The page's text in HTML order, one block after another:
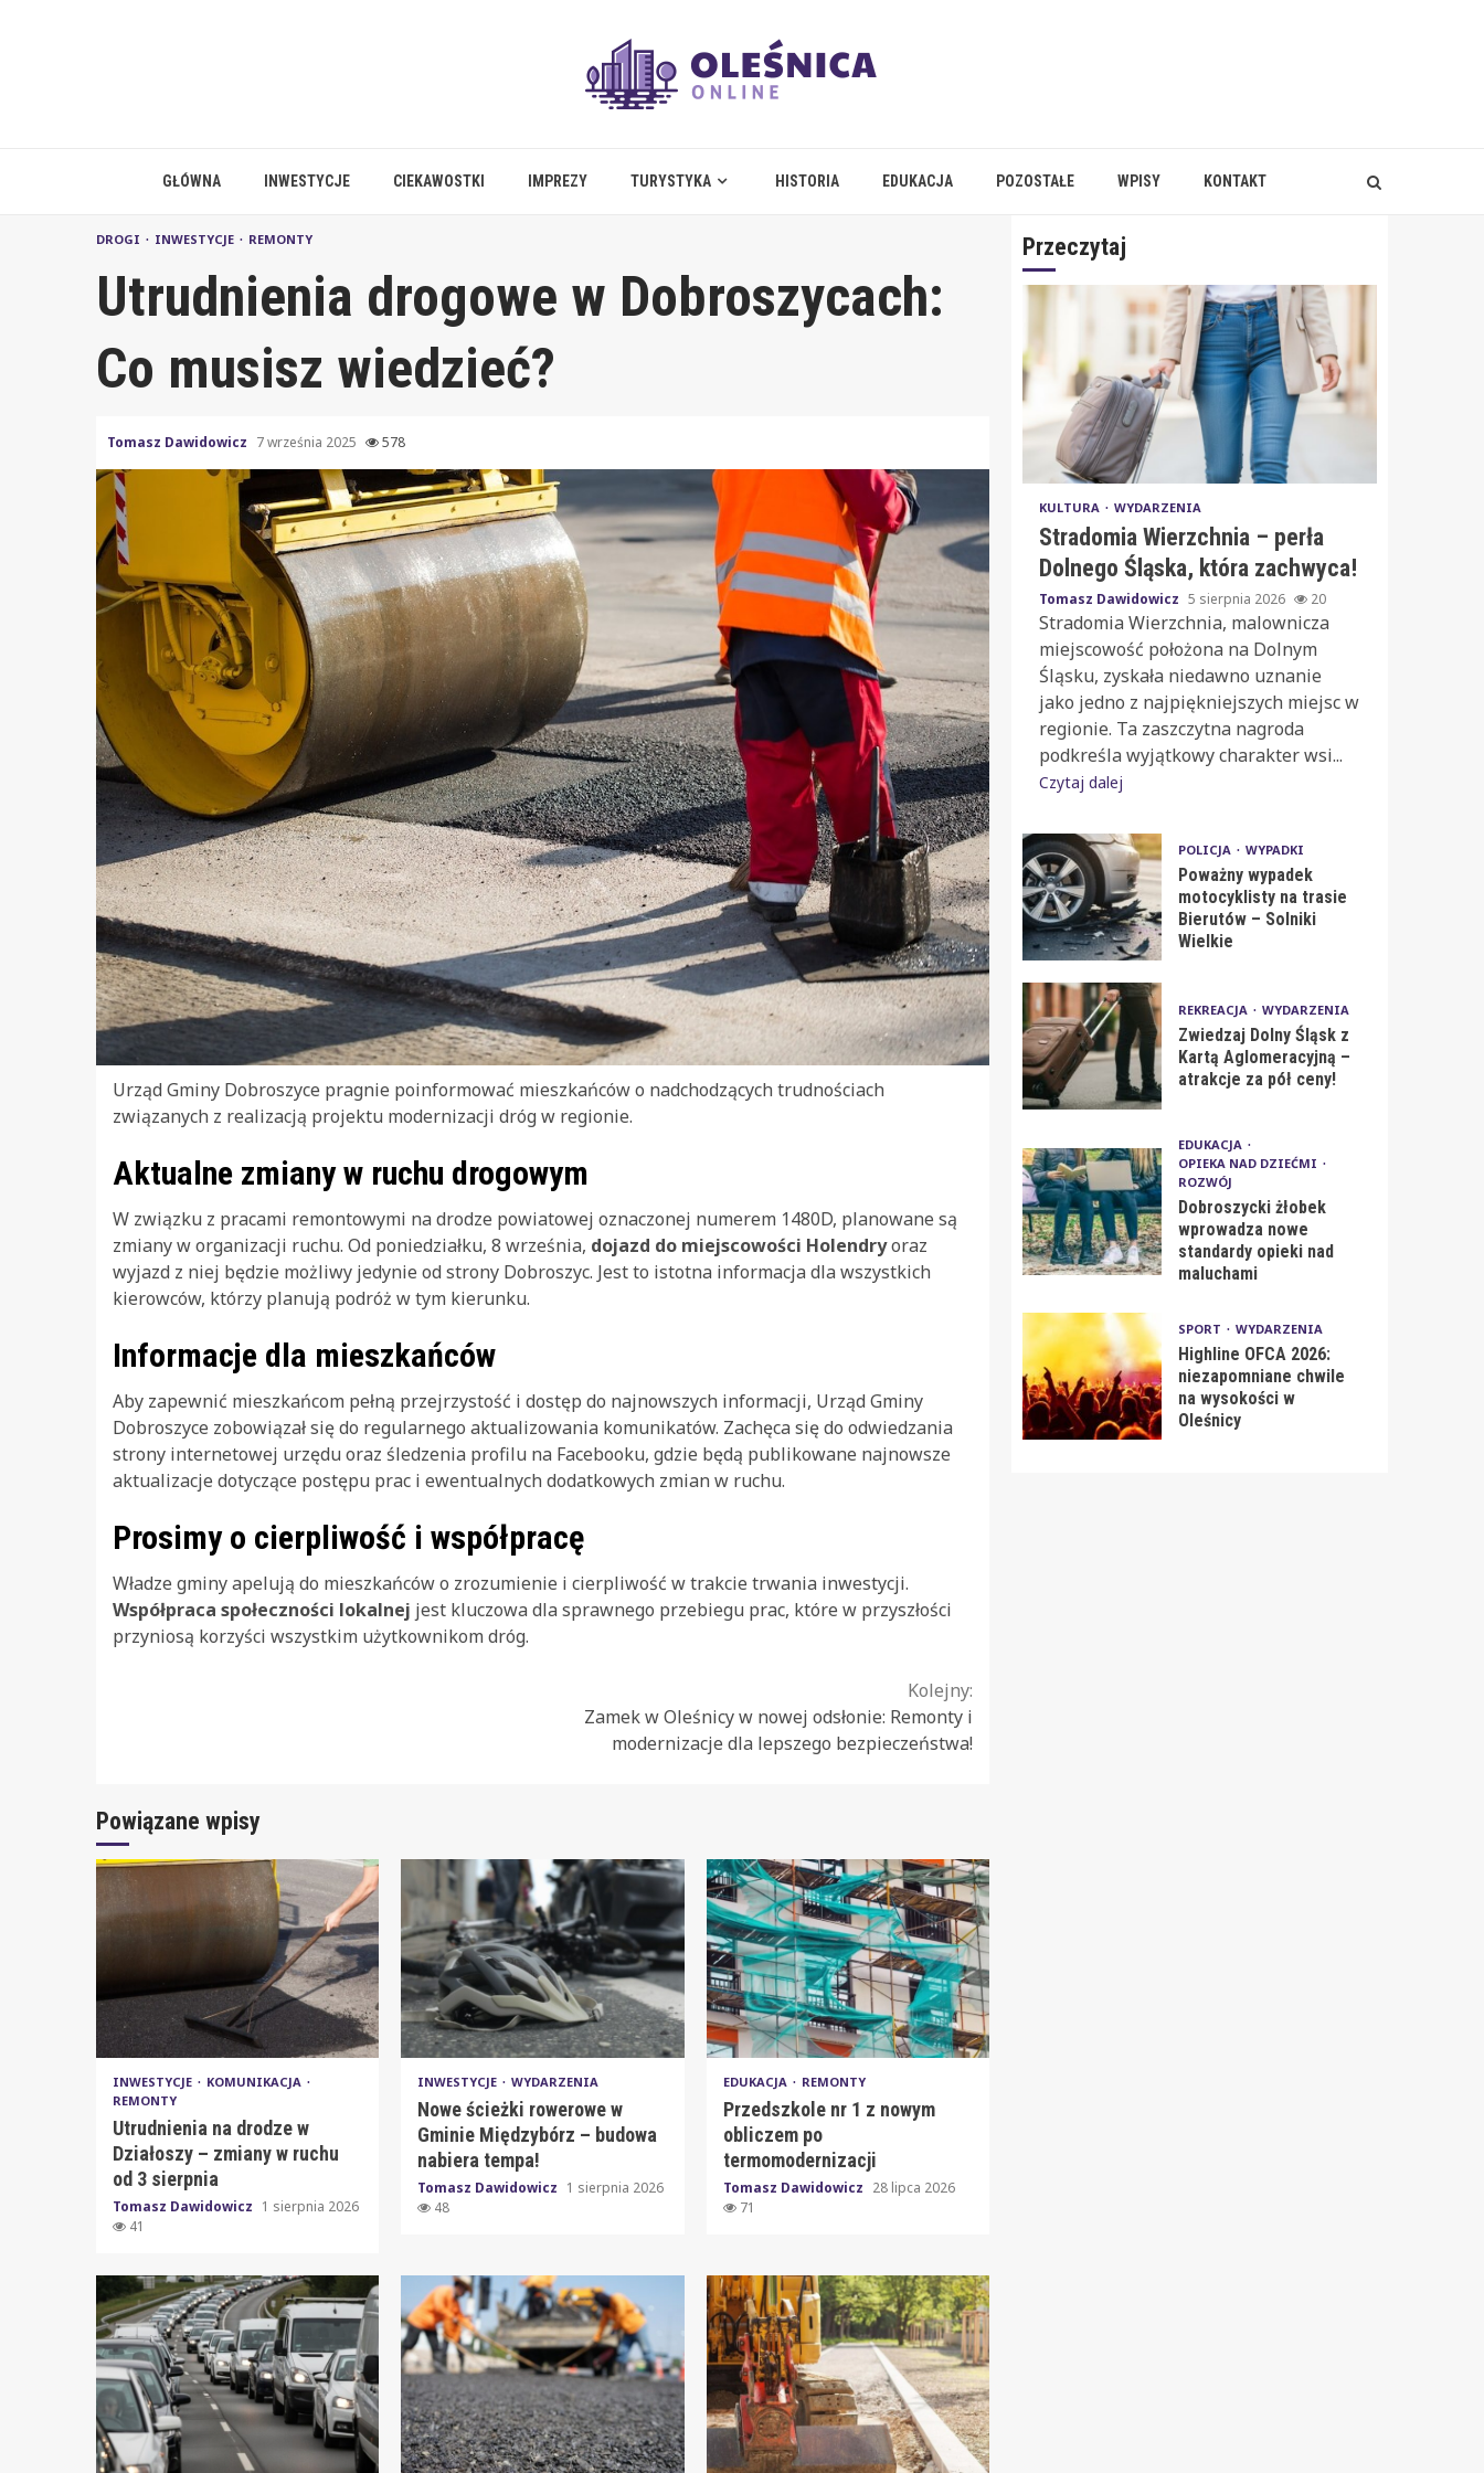
GŁÓWNA INWESTYCJE CIEKAWOSTKI IMPREZY TURYSTYKA HISTORIA EDUKACJA POZOSTAŁE WPISY KONTAKT
DROGI INWESTYCJE REMONTY
Utrudnienia drogowe w Dobroszycach:
Co musisz wiedzieć?
Tomasz Dawidowicz 7 września 2025 578
Urząd Gminy Dobroszyce pragnie poinformować mieszkańców o nadchodzących trudnościach
związanych z realizacją projektu modernizacji dróg w regionie.
Aktualne zmiany w ruchu drogowym
W związku z pracami remontowymi na drodze powiatowej oznaczonej numerem 1480D, planowane są
zmiany w organizacji ruchu. Od poniedziałku, 8 września, dojazd do miejscowości Holendryoraz
wyjazd z niej będzie możliwy jedynie od strony Dobroszyc. Jest to istotna informacja dla wszystkich
kierowców, którzy planują podróż w tym kierunku.
Informacje dla mieszkańców
Aby zapewnić mieszkańcom pełną przejrzystość i dostęp do najnowszych informacji, Urząd Gminy
Dobroszyce zobowiązał się do regularnego aktualizowania komunikatów. Zachęca się do odwiedzania
strony internetowej urzędu oraz śledzenia profilu na Facebooku, gdzie będą publikowane najnowsze
aktualizacje dotyczące postępu prac i ewentualnych dodatkowych zmian w ruchu.
Prosimy o cierpliwość i współpracę
Władze gminy apelują do mieszkańców o zrozumienie i cierpliwość w trakcie trwania inwestycji.
Współpraca społeczności lokalnej jest kluczowa dla sprawnego przebiegu prac, które w przyszłości
przyniosą korzyści wszystkim użytkownikom dróg.
Kolejny:
Zamek w Oleśnicy w nowej odsłonie: Remonty i
modernizacje dla lepszego bezpieczeństwa!
Powiązane wpisy
INWESTYCJE
KOMUNIKACJA
REMONTY
Utrudnienia na drodze w
Działoszy – zmiany w ruchu
od 3 sierpnia
Tomasz Dawidowicz 1 sierpnia 2026
41
INWESTYCJE WYDARZENIA
Nowe ścieżki rowerowe w
Gminie Międzybórz – budowa
nabiera tempa!
Tomasz Dawidowicz 1 sierpnia 2026
48
EDUKACJA REMONTY
Przedszkole nr 1 z nowym
obliczem po
termomodernizacji
Tomasz Dawidowicz 28 lipca 2026
71
Przeczytaj
KULTURA WYDARZENIA
Stradomia Wierzchnia – perła
Dolnego Śląska, która zachwyca!
Tomasz Dawidowicz 5 sierpnia 2026 20
Stradomia Wierzchnia, malownicza
miejscowość położona na Dolnym
Śląsku, zyskała niedawno uznanie
jako jedno z najpiękniejszych miejsc w
regionie. Ta zaszczytna nagroda
podkreśla wyjątkowy charakter wsi...
Czytaj dalej
POLICJA WYPADKI
Poważny wypadek
motocyklisty na trasie
Bierutów – Solniki
Wielkie
REKREACJA WYDARZENIA
Zwiedzaj Dolny Śląsk z
Kartą Aglomeracyjną –
atrakcje za pół ceny!
EDUKACJA
OPIEKA NAD DZIEĆMI
ROZWÓJ
Dobroszycki żłobek
wprowadza nowe
standardy opieki nad
maluchami
SPORT WYDARZENIA
Highline OFCA 2026:
niezapomniane chwile
na wysokości w
Oleśnicy